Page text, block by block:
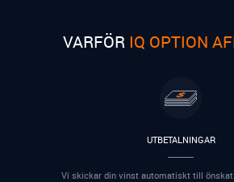
VARFÖR IQ OPTION
UTBETALNINGAR
Vi skickar din vinst automatiskt till